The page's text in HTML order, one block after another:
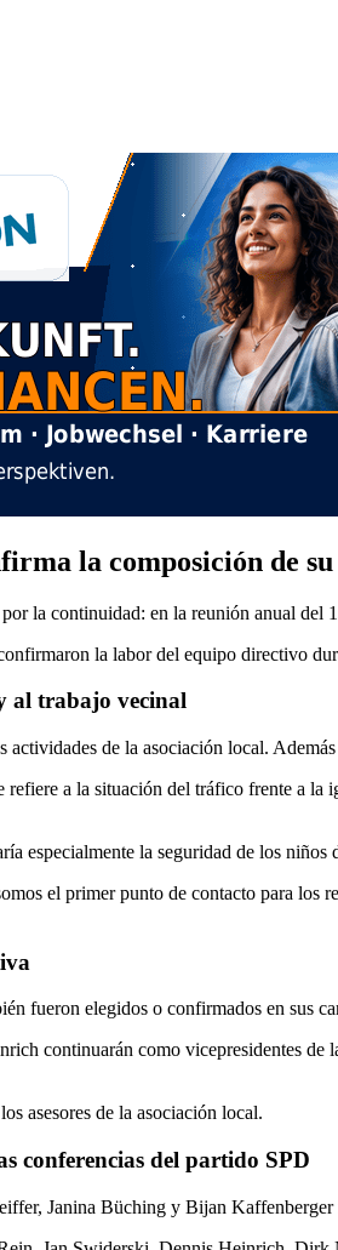
la composición de
la continuidad: en la reunión anual
la labor del equipo directivo
al trabajo vecinal
actividades de la asociación local.
refiere a la situación del tráfico frente a
especialmente la seguridad de los
el primer punto de contacto para
fueron elegidos o confirmados en sus
continuarán como vicepresidentes
asesores de la asociación local.
conferencias del partido SPD
Janina Büching y Bijan